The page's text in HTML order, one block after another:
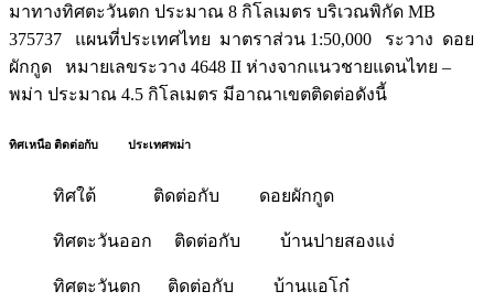
มาทางทิศตะวันตก ประมาณ 8 กิโลเมตร บริเวณพิกัด MB
375737 แผนที่ประเทศไทย มาตราส่วน 1:50,000 ระวาง ดอย
ผักกูด หมายเลขระวาง 4648 II ห่างจากแนวชายแดนไทย –
พม่า ประมาณ 4.5 กิโลเมตร มีอาณาเขตติดต่อดังนี้
ทิศเหนือ ติดต่อกับ ประเทศพม่า
ทิศใต้ ติดต่อกับ ดอยผักกูด
ทิศตะวันออก ติดต่อกับ บ้านปายสองแง่
ทิศตะวันตก ติดต่อกับ บ้านแอโก๋